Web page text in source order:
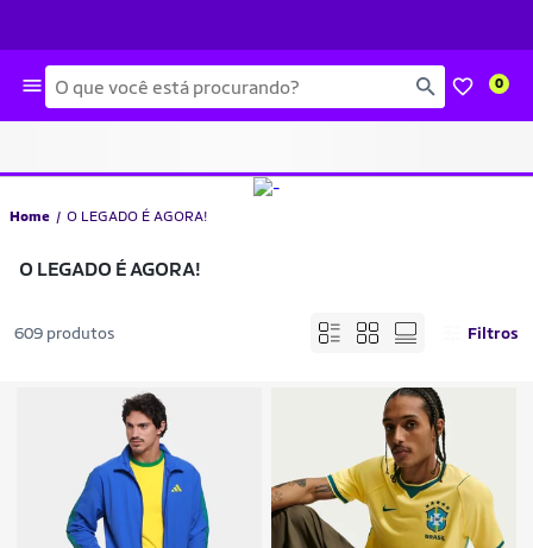
Busca 0
Home O LEGADO É AGORA!
O LEGADO É AGORA!
609 produtos Filtros